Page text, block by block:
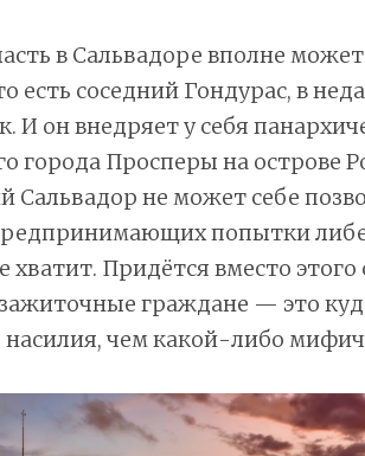
в Сальвадоре вполне
есть соседний Гондурас, в
И он внедряет у себя
города Просперы на острове
Сальвадор не может себе
попытки
хватит. Придётся вместо
граждане — это
чем какой-либо